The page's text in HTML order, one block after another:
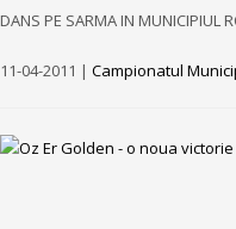
DANS PE SARMA IN MUNICIPIUL
11-04-2011 | Campionatul